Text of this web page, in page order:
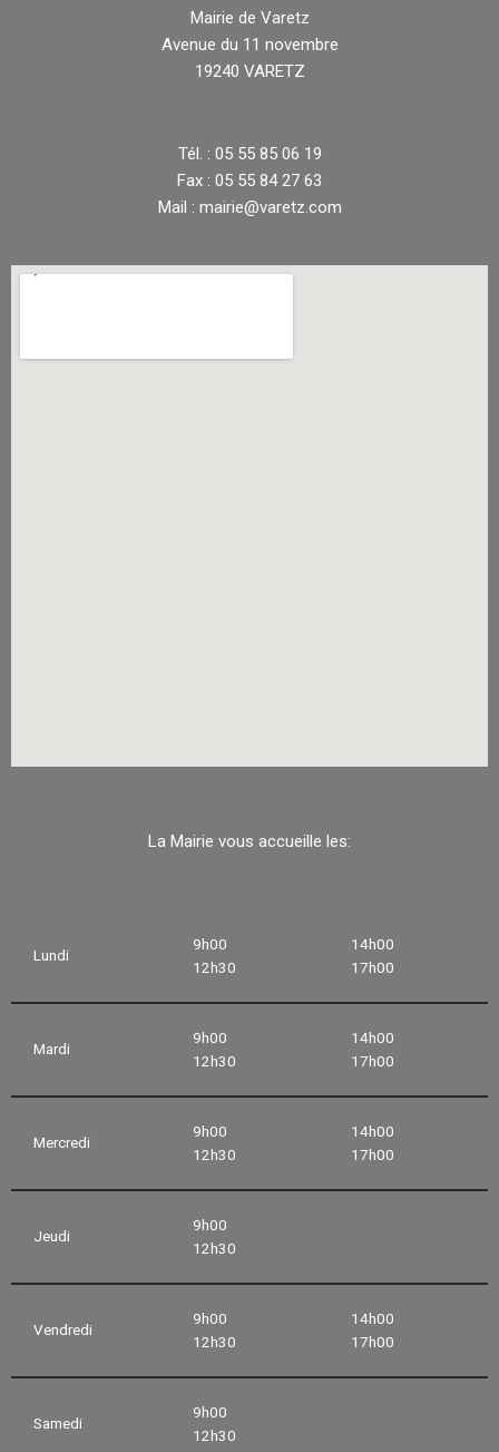
Mairie de Varetz
Avenue du 11 novembre
19240 VARETZ
Tél. : 05 55 85 06 19
Fax : 05 55 84 27 63
Mail : mairie@varetz.com
La Mairie vous accueille les:
Lundi
9h00
12h30
14h00
17h00
Mardi
9h00
12h30
14h00
17h00
Mercredi
9h00
12h30
14h00
17h00
Jeudi
9h00
12h30
Vendredi
9h00
12h30
14h00
17h00
Samedi
9h00
12h30